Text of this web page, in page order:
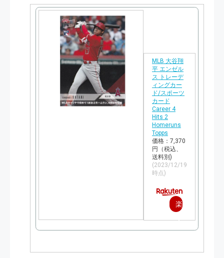
MLB 大谷翔
平 エンゼル
ス トレーデ
ィングカー
ド/スポーツ
カード
Career 4
Hits 2
Homeruns
Topps
価格：7,370
円（税込、
送料別)
(2023/12/19
時点)
楽
天
購